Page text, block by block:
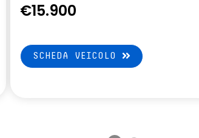
€15.900
SCHEDA VEICOLO